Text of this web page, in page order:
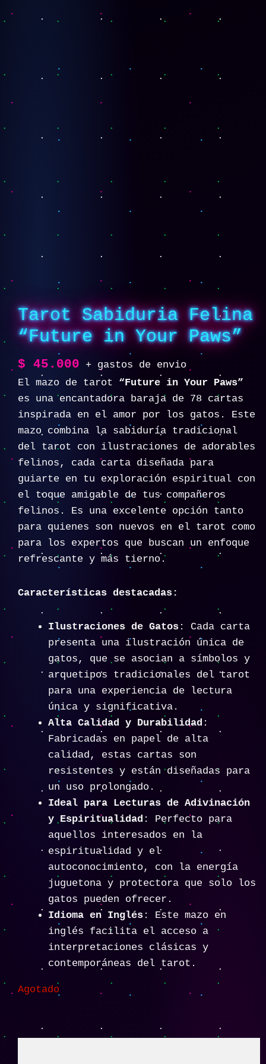
Tarot Sabiduria Felina
“Future in Your Paws”
$ 45.000
+ gastos de envio
El mazo de tarot “Future in Your Paws”
es una encantadora baraja de 78 cartas
inspirada en el amor por los gatos. Este
mazo combina la sabiduría tradicional
del tarot con ilustraciones de adorables
felinos, cada carta diseñada para
guiarte en tu exploración espiritual con
el toque amigable de tus compañeros
felinos. Es una excelente opción tanto
para quienes son nuevos en el tarot como
para los expertos que buscan un enfoque
refrescante y más tierno.
Características destacadas:
Ilustraciones de Gatos : Cada carta
presenta una ilustración única de
gatos, que se asocian a símbolos y
arquetipos tradicionales del tarot
para una experiencia de lectura
única y significativa.
Alta Calidad y Durabilidad :
Fabricadas en papel de alta
calidad, estas cartas son
resistentes y están diseñadas para
un uso prolongado.
Ideal para Lecturas de Adivinación
y Espiritualidad : Perfecto para
aquellos interesados en la
espiritualidad y el
autoconocimiento, con la energía
juguetona y protectora que solo los
gatos pueden ofrecer.
Idioma en Inglés : Este mazo en
inglés facilita el acceso a
interpretaciones clásicas y
contemporáneas del tarot.
Agotado